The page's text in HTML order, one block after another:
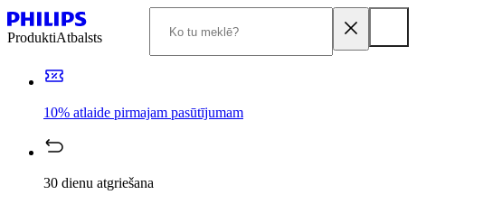
ProduktiAtbalsts
10% atlaide pirmajam pasūtījumam
30 dienu atgriešana